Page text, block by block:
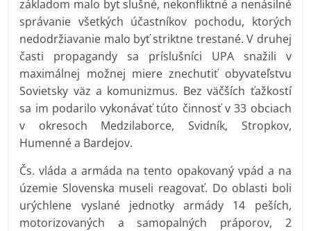
základom malo byt slušné, nekonfliktné a nenásilné
správanie všetkých účastníkov pochodu, ktorých
nedodržiavanie malo byť striktne trestané. V druhej
časti propagandy sa príslušníci UPA snažili v
maximálnej možnej miere znechutiť obyvateľstvu
Sovietsky väz a komunizmus. Bez väčších ťažkostí
sa im podarilo vykonávať túto činnosť v 33 obciach
v okresoch Medzilaborce, Svidník, Stropkov,
Humenné a Bardejov.
Čs. vláda a armáda na tento opakovaný vpád a na
územie Slovenska museli reagovať. Do oblasti boli
urýchlene vyslané jednotky armády 14 peších,
motorizovaných a samopalných práporov, 2